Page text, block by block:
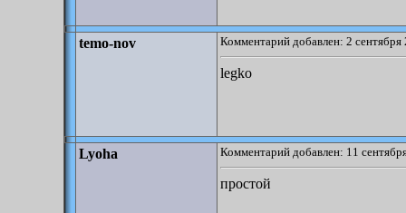
temo-nov Комментарий добавлен: 2
legko
Lyoha Комментарий добавлен: 11
простой